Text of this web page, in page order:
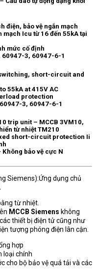
điện, bảo vệ ngắn mạch
mạch Icu từ 16 đến 55kA tại
mức cố định
60947-3, 60947-6-1
short-circuit and
55kA at 415V AC
protection
3, 60947-6-1
trip unit – MCCB 3VM10,
từ nhiệt TM210
short-circuit protection Ii
bảo vệ cực N
Siemens):Ứng dụng chủ
từ nhiệt.
MCCB Siemens không
thiết bị điện tử cũng như
tượng phóng điện lân cận.
hợp
loại chính
cho bộ bảo vệ quá tải và các